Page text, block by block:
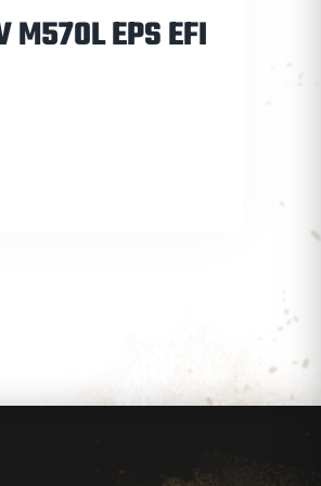
M570L EPS EFI